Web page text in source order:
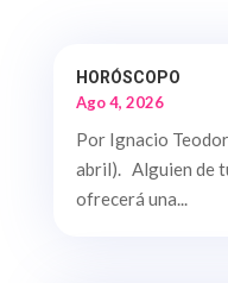
HORÓSCOPO
Ago 4, 2026
Por Ignacio
abril). Alguien de
ofrecerá una...